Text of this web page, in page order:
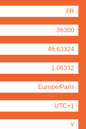
FR
36300
46.63324
1.06332
Europe/Paris
UTC+1
Y